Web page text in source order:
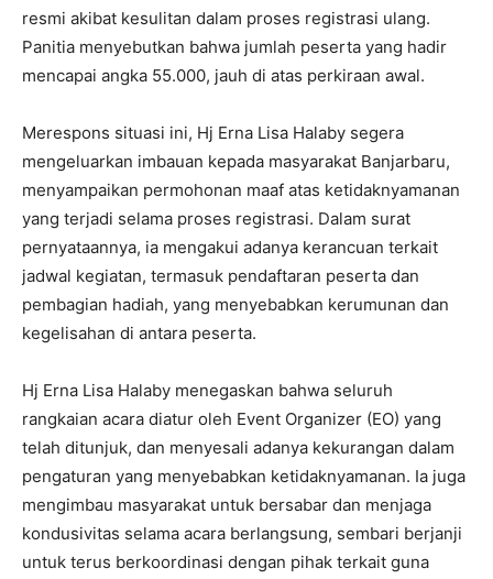
resmi akibat kesulitan dalam proses registrasi ulang.
Panitia menyebutkan bahwa jumlah peserta yang hadir
mencapai angka 55.000, jauh di atas perkiraan awal.
Merespons situasi ini, Hj Erna Lisa Halaby segera
mengeluarkan imbauan kepada masyarakat Banjarbaru,
menyampaikan permohonan maaf atas ketidaknyamanan
yang terjadi selama proses registrasi. Dalam surat
pernyataannya, ia mengakui adanya kerancuan terkait
jadwal kegiatan, termasuk pendaftaran peserta dan
pembagian hadiah, yang menyebabkan kerumunan dan
kegelisahan di antara peserta.
Hj Erna Lisa Halaby menegaskan bahwa seluruh
rangkaian acara diatur oleh Event Organizer (EO) yang
telah ditunjuk, dan menyesali adanya kekurangan dalam
pengaturan yang menyebabkan ketidaknyamanan. Ia juga
mengimbau masyarakat untuk bersabar dan menjaga
kondusivitas selama acara berlangsung, sembari berjanji
untuk terus berkoordinasi dengan pihak terkait guna